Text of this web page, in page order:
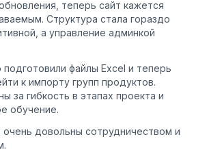
теперь сайт кажется
Структура стала гораздо
а управление админкой
файлы Excel и теперь
к импорту групп продуктов.
за гибкость в этапах проекта и
обучение.
довольны сотрудничеством и